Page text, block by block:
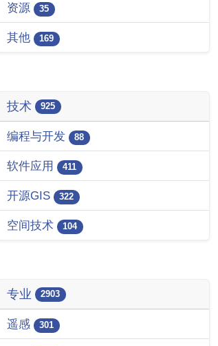
资源 35
其他 169
技术 925
编程与开发 88
软件应用 411
开源GIS 322
空间技术 104
专业 2903
遥感 301